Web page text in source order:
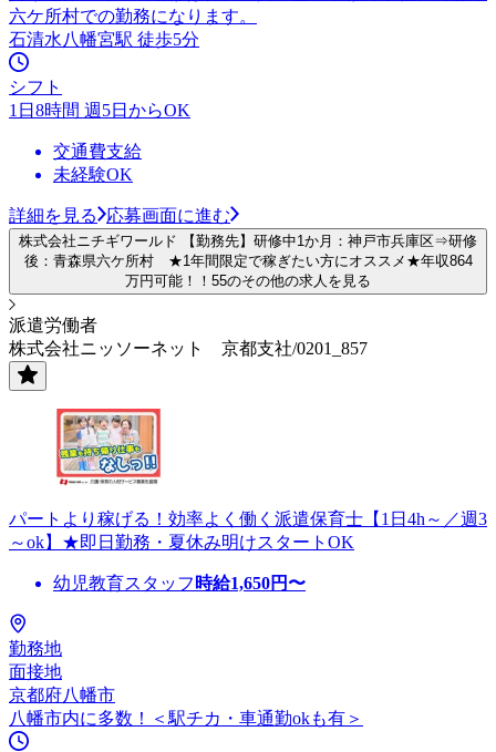
六ケ所村での勤務になります。
石清水八幡宮駅 徒歩5分
シフト
1日8時間 週5日からOK
交通費支給
未経験OK
詳細を見る 応募画面に進む
株式会社ニチギワールド 【勤務先】研修中1か月：神戸市兵庫区⇒研修
後：青森県六ケ所村 ★1年間限定で稼ぎたい方にオススメ★年収864
万円可能！！55のその他の求人を見る
派遣労働者
株式会社ニッソーネット 京都支社/0201_857
パートより稼げる！効率よく働く派遣保育士【1日4h～／週3
～ok】★即日勤務・夏休み明けスタートOK
幼児教育スタッフ 時給1,650円〜
勤務地
面接地
京都府八幡市
八幡市内に多数！＜駅チカ・車通勤okも有＞